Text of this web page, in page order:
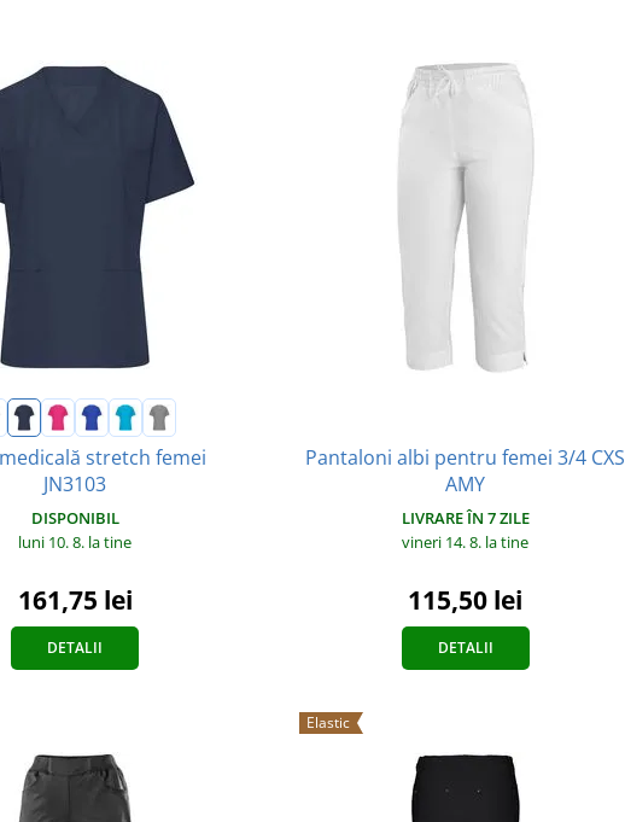
stretch femei
JN3103
DISPONIBIL
luni 10. 8. la tine
161,75 lei
DETALII
Pantaloni albi pentru femei 3/4 CXS
AMY
LIVRARE ÎN 7 ZILE
vineri 14. 8. la tine
115,50 lei
DETALII
Elastic